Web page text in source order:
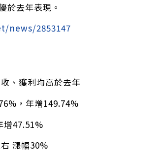
於去年表現。
news/2853147
、獲利均高於去年
，年增149.74%
增47.51%
漲幅30%